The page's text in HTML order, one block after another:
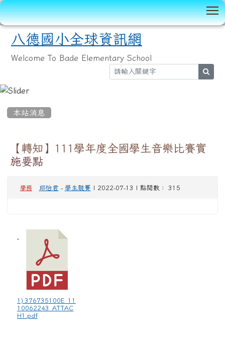
八德國小全球資訊網
Welcome To Bade Elementary School
本站消息
【轉知】111學年度全國學生音樂比賽實
施要點
學務 邱怡君 - 學生競賽| 2022-07-13 | 點閱數： 315
1) 376735100E_11
10062243_ATTAC
H1.pdf